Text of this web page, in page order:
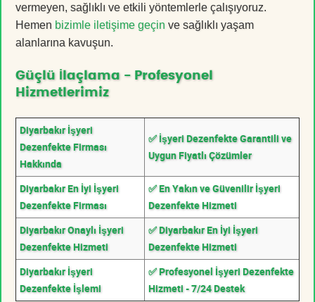
vermeyen, sağlıklı ve etkili yöntemlerle çalışıyoruz.
Hemen bizimle iletişime geçin ve sağlıklı yaşam
alanlarına kavuşun.
Güçlü İlaçlama - Profesyonel
Hizmetlerimiz
Diyarbakır İşyeri
Dezenfekte Firması
Hakkında
✅ İşyeri Dezenfekte Garantili ve
Uygun Fiyatlı Çözümler
Diyarbakır En İyi İşyeri
Dezenfekte Firması
✅ En Yakın ve Güvenilir İşyeri
Dezenfekte Hizmeti
Diyarbakır Onaylı İşyeri
Dezenfekte Hizmeti
✅ Diyarbakır En İyi İşyeri
Dezenfekte Hizmeti
Diyarbakır İşyeri
Dezenfekte İşlemi
✅ Profesyonel İşyeri Dezenfekte
Hizmeti - 7/24 Destek